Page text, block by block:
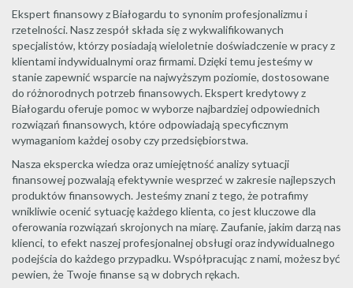
Ekspert finansowy z Białogardu to synonim profesjonalizmu i
rzetelności. Nasz zespół składa się z wykwalifikowanych
specjalistów, którzy posiadają wieloletnie doświadczenie w pracy z
klientami indywidualnymi oraz firmami. Dzięki temu jesteśmy w
stanie zapewnić wsparcie na najwyższym poziomie, dostosowane
do różnorodnych potrzeb finansowych. Ekspert kredytowy z
Białogardu oferuje pomoc w wyborze najbardziej odpowiednich
rozwiązań finansowych, które odpowiadają specyficznym
wymaganiom każdej osoby czy przedsiębiorstwa.
Nasza ekspercka wiedza oraz umiejętność analizy sytuacji
finansowej pozwalają efektywnie wesprzeć w zakresie najlepszych
produktów finansowych. Jesteśmy znani z tego, że potrafimy
wnikliwie ocenić sytuację każdego klienta, co jest kluczowe dla
oferowania rozwiązań skrojonych na miarę. Zaufanie, jakim darzą nas
klienci, to efekt naszej profesjonalnej obsługi oraz indywidualnego
podejścia do każdego przypadku. Współpracując z nami, możesz być
pewien, że Twoje finanse są w dobrych rękach.